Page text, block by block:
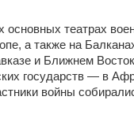
основных театрах
а также на
и Ближнем
государств — в
войны